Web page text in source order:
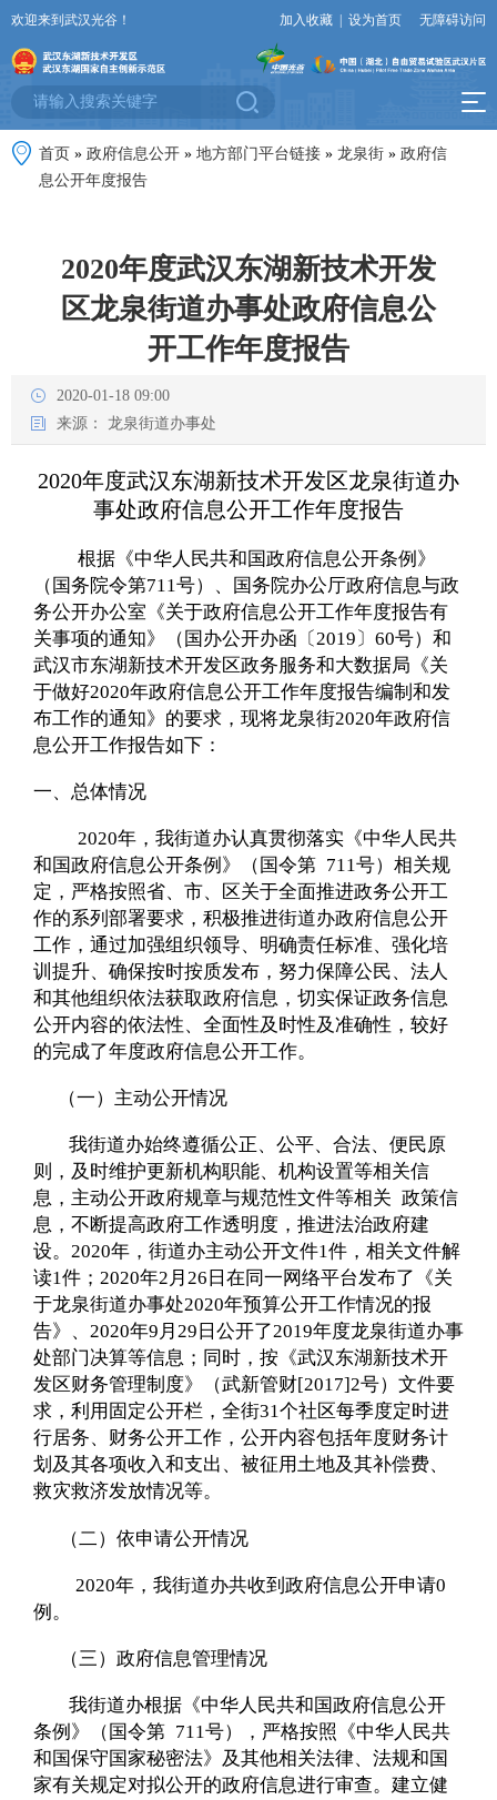
欢迎来到武汉光谷！ 加入收藏 设为首页 无障碍访问
首页 » 政府信息公开 » 地方部门平台链接 » 龙泉街 » 政府信
息公开年度报告
2020年度武汉东湖新技术开发
区龙泉街道办事处政府信息公
开工作年度报告
2020-01-18 09:00
来源： 龙泉街道办事处
2020年度武汉东湖新技术开发区龙泉街道办
事处政府信息公开工作年度报告
根据《中华人民共和国政府信息公开条例》
（国务院令第711号）、国务院办公厅政府信息与政
务公开办公室《关于政府信息公开工作年度报告有
关事项的通知》（国办公开办函〔 2019 〕 60号）和
武汉市东湖新技术开发区政务服务和大数据局《关
于做好2020年政府信息公开工作年度报告编制和发
布工作的通知》的要求，现将龙泉街2020年政府信
息公开工作报告如下：
一、总体情况
2020年，我街道办认真贯彻落实《中华人民共
和国政府信息公开条例》（国令第 711号）相关规
定，严格按照省、市、区关于全面推进政务公开工
作的系列部署要求，积极推进街道办政府信息公开
工作，通过加强组织领导、明确责任标准、强化培
训提升、确保按时按质发布，努力保障公民、法人
和其他组织依法获取政府信息，切实保证政务信息
公开内容的依法性、全面性及时性及准确性，较好
的完成了年度政府信息公开工作。
（一）主动公开情况
我街道办始终遵循公正、公平、合法、便民原
则，及时维护更新机构职能、机构设置等相关信
息，主动公开政府规章与规范性文件等相关 政策信
息，不断提高政府工作透明度，推进法治政府建
设。 2020年，街道办主动公开文件1件，相关文件解
读1件； 2020年2 月 26 日在同一网络平台发布了《关
于龙泉街道办事处2020年预算公开工作情况的报
告》、 2020年9 月 29 日公开了2019年度龙泉街道办事
处部门决算等信息；同时，按《武汉东湖新技术开
发区财务管理制度》（武新管财[2017]2号）文件要
求，利用固定公开栏，全街31个社区每季度定时进
行居务、财务公开工作，公开内容包括年度财务计
划及其各项收入和支出、被征用土地及其补偿费、
救灾救济发放情况等。
（二）依申请公开情况
2020年，我街道办共收到政府信息公开申请0
例。
（三）政府信息管理情况
我街道办根据《中华人民共和国政府信息公开
条例》（国令第 711号），严格按照《中华人民共
和国保守国家秘密法》及其他相关法律、法规和国
家有关规定对拟公开的政府信息进行审查。建立健